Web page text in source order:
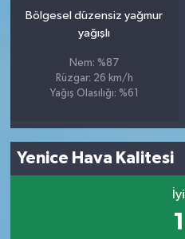
Bölgesel düzensiz yağmur
yağışlı
Nem: %87
Rüzgar: 26 km/h
Yağış Olasılığı: %61
Yenice Hava Kalitesi
İyi
1